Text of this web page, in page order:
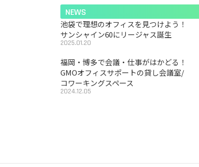
NEWS
池袋で理想のオフィスを見つけよう！
サンシャイン60にリージャス誕生
2025.01.20
福岡・博多で会議・仕事がはかどる！
GMOオフィスサポートの貸し会議室/
コワーキングスペース
2024.12.05